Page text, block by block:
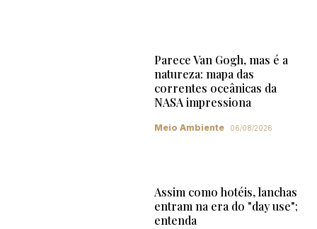
Parece Van Gogh, mas é a
natureza: mapa das
correntes oceânicas da
NASA impressiona
Meio Ambiente 06/08/2026
Assim como hotéis, lanchas
entram na era do "day use";
entenda